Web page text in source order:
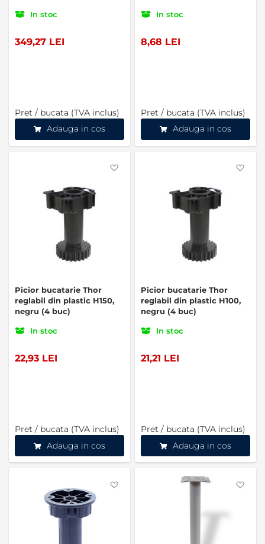
In stoc
349,27 LEI
Pret / bucata (TVA inclus)
Adauga in cos
In stoc
8,68 LEI
Pret / bucata (TVA inclus)
Adauga in cos
Picior bucatarie Thor
reglabil din plastic H150,
negru (4 buc)
In stoc
22,93 LEI
Pret / bucata (TVA inclus)
Adauga in cos
Picior bucatarie Thor
reglabil din plastic H100,
negru (4 buc)
In stoc
21,21 LEI
Pret / bucata (TVA inclus)
Adauga in cos